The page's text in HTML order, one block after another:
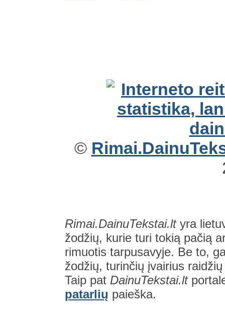
©
Rimai.DainuTekstai.ltyra
žodžių, kurie turi tokią pačią
rimuotis tarpusavyje. Be to,
žodžių, turinčių įvairius
Taip pat DainuTekstai.lt
patarlių paieška.